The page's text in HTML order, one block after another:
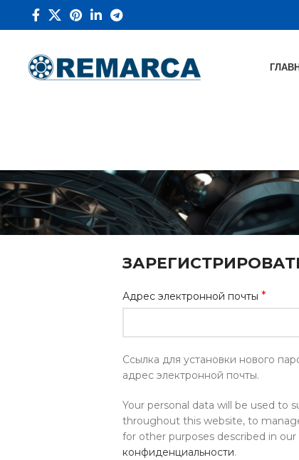
Адрес электронной почты *
Ссылка для установки нового
адрес электронной почты.
Your personal data will be used to
throughout this website, to
for other purposes described in our
конфиденциальности.